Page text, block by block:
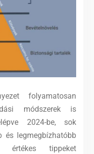
folyamatosan
módszerek is
2024-be, sok
és legmegbízhatóbb
értékes tippeket